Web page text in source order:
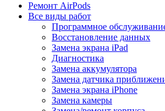
Ремонт AirPods
Все виды работ
Программное
Восстановление данных
Замена экрана iPad
Диагностика
Замена аккумулятора
Замена датчика
Замена экрана iPhone
Замена камеры